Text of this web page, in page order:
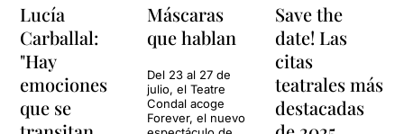
Lucía
Carballal:
"Hay
emociones
que se
Máscaras
que hablan
Del 23 al 27 de
julio, el Teatre
Condal acoge
Forever, el nuevo
Save the
date! Las
citas
teatrales más
destacadas